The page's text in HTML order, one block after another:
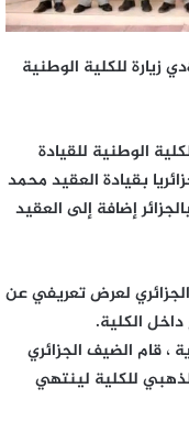
للكلية الوطنية
الوطنية للقيادة
بقيادة العقيد محمد
إضافة إلى العقيد
لعرض تعريفي عن
الكلية.
، قام الضيف الجزائري
للكلية لينتهي